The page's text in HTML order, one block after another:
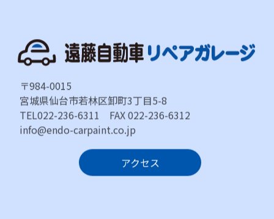
〒984-0015
宮城県仙台市若林区卸町3丁目5-8
TEL022-236-6311 FAX 022-236-6312
info@endo-carpaint.co.jp